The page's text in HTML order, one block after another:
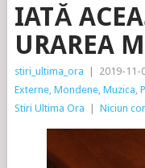
IATĂ
URAREA
stiri_ultima_ora 2019-11-
Externe, Mondene, Muzica,
Stiri Ultima Ora
Niciun